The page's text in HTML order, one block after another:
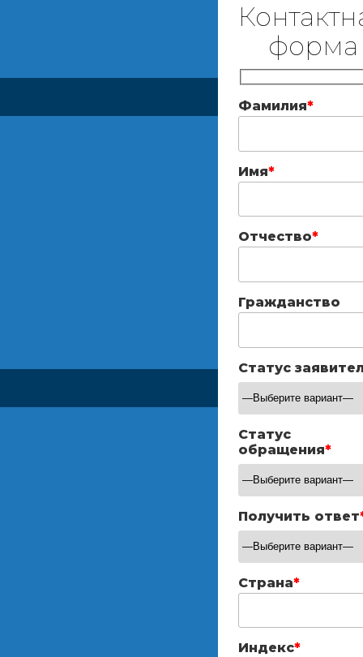
форма
Фамилия*
Имя*
Отчество*
Гражданство
Статус
Статус
обращения*
Получить ответ
Страна*
Индекс*